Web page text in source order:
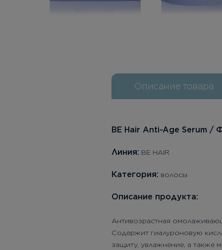
Описание товара
BE Hair Anti-Age Serum /
Линия: BE HAIR
Категория: волосы
Описание продукта:
Антивозрастная
Содержит гиалуроновую
защиту, увлажнение, а также